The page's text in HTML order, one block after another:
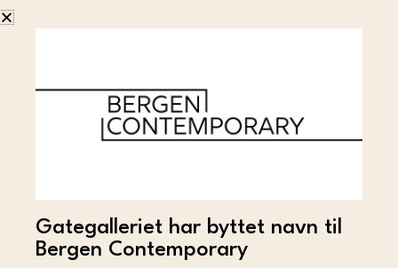
SORRY – Fotspor
2 600
LES MER
Gategalleriet har byttet navn til
Bergen Contemporary